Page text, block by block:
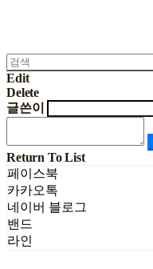
Edit
Delete
글쓴이
Return To List
페이스북
카카오톡
네이버 블로그
밴드
라인